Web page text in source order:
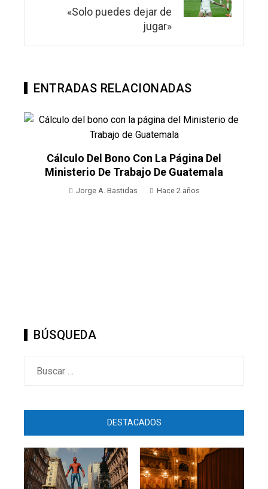
«Solo puedes dejar de
jugar»
ENTRADAS RELACIONADAS
Página Del
Guatemala
BÚSQUEDA
DESTACADOS